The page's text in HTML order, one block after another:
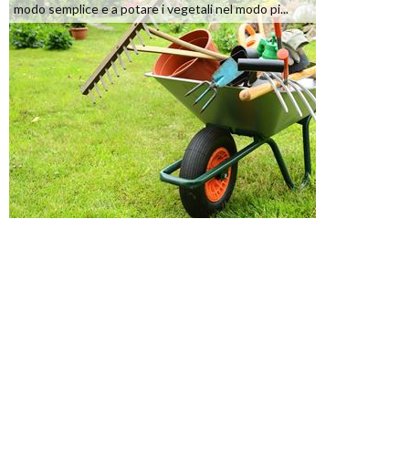
modo semplice e a potare i vegetali nel modo pi...